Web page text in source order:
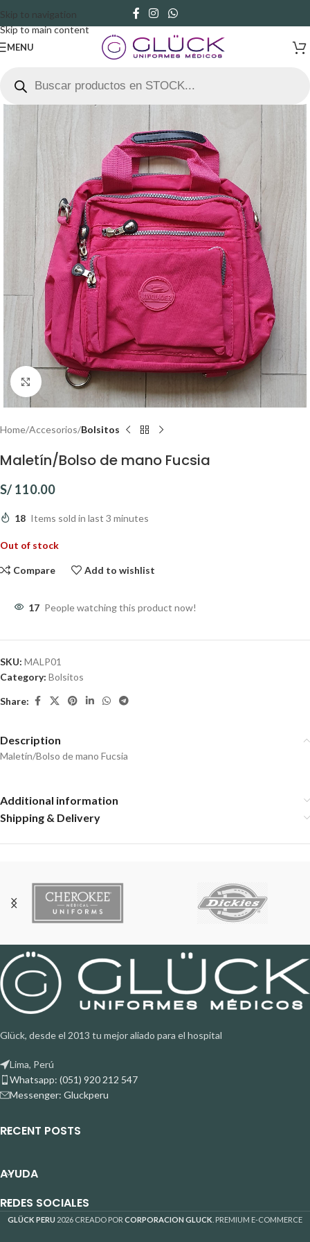
Skip to navigation
Skip to main content
MENU
Click to enlarge
Home Accesorios Bolsitos
Maletín/Bolso de mano Fucsia
S/ 110.00
18 Items sold in last 3 minutes
Out of stock
Compare Add to wishlist
17 People watching this product now!
SKU: MALP01
Category: Bolsitos
Share:
Description
Maletín/Bolso de mano Fucsia
Additional information
Shipping & Delivery
Glück, desde el 2013 tu mejor aliado para el hospital
Lima, Perú
Whatsapp: (051) 920 212 547
Messenger: Gluckperu
RECENT POSTS
AYUDA
REDES SOCIALES
GLÜCK PERU 2026 CREADO POR CORPORACION GLUCK . PREMIUM E-COMMERCE